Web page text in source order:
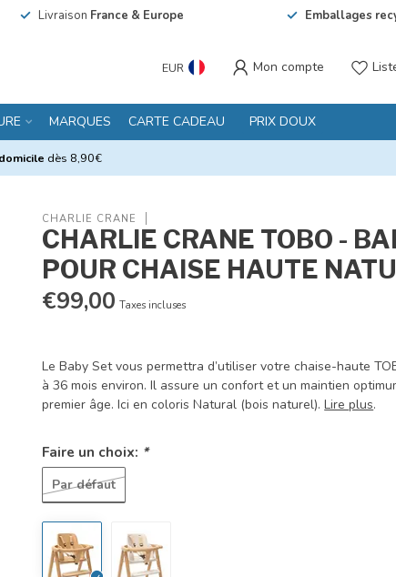
Livraison France & Europe Emballages
EUR Mon compte
MARQUES CARTE CADEAU PRIX DOUX
dès 8,90€
CHARLIE CRANE
CHARLIE CRANE TOBO -
POUR CHAISE HAUTE
€99,00 Taxes incluses
Le Baby Set vous permettra d’utiliser votre chaise-haute
à 36 mois environ. Il assure un confort et un maintien
premier âge. Ici en coloris Natural (bois naturel).Lire plus.
Faire un choix: *
Par défaut